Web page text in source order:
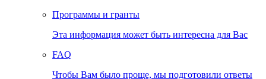
Программы и гранты
Эта информация может быть интересна для Вас
FAQ
Чтобы Вам было проще, мы подготовили ответы